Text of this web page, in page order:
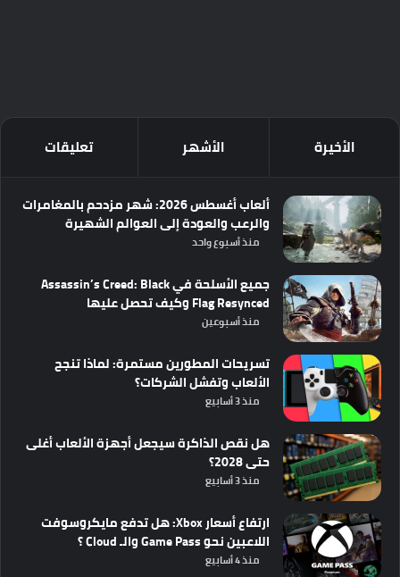
الأخيرة الأشهر تعليقات
ألعاب أغسطس 2026: شهر مزدحم بالمغامرات
والرعب والعودة إلى العوالم الشهيرة
منذ أسبوع واحد
جميع الأسلحة في Assassin’s Creed: Black
Flag Resynced وكيف تحصل عليها
منذ أسبوعين
تسريحات المطورين مستمرة: لماذا تنجح
الألعاب وتفشل الشركات؟
منذ 3 أسابيع
هل نقص الذاكرة سيجعل أجهزة الألعاب أغلى
حتى 2028؟
منذ 3 أسابيع
ارتفاع أسعار Xbox: هل تدفع مايكروسوفت
اللاعبين نحو Game Pass والـ Cloud ؟
منذ 4 أسابيع